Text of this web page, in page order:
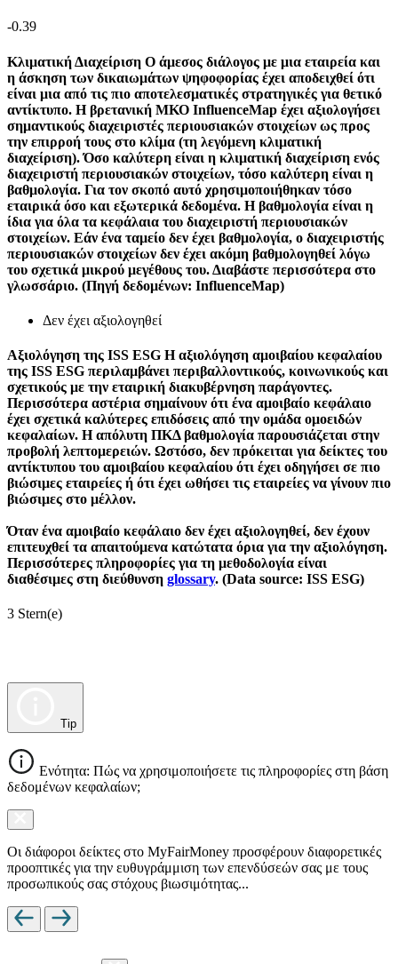
-0.39
Κλιματική Διαχείριση Ο άμεσος διάλογος με μια εταιρεία και
η άσκηση των δικαιωμάτων ψηφοφορίας έχει αποδειχθεί ότι
είναι μια από τις πιο αποτελεσματικές στρατηγικές για θετικό
αντίκτυπο. Η βρετανική ΜΚΟ InfluenceMap έχει αξιολογήσει
σημαντικούς διαχειριστές περιουσιακών στοιχείων ως προς
την επιρροή τους στο κλίμα (τη λεγόμενη κλιματική
διαχείριση). Όσο καλύτερη είναι η κλιματική διαχείριση ενός
διαχειριστή περιουσιακών στοιχείων, τόσο καλύτερη είναι η
βαθμολογία. Για τον σκοπό αυτό χρησιμοποιήθηκαν τόσο
εταιρικά όσο και εξωτερικά δεδομένα. Η βαθμολογία είναι η
ίδια για όλα τα κεφάλαια του διαχειριστή περιουσιακών
στοιχείων. Εάν ένα ταμείο δεν έχει βαθμολογία, ο διαχειριστής
περιουσιακών στοιχείων δεν έχει ακόμη βαθμολογηθεί λόγω
του σχετικά μικρού μεγέθους του. Διαβάστε περισσότερα στο
γλωσσάριο. (Πηγή δεδομένων: InfluenceMap)
Δεν έχει αξιολογηθεί
Αξιολόγηση της ISS ESG Η αξιολόγηση αμοιβαίου κεφαλαίου
της ISS ESG περιλαμβάνει περιβαλλοντικούς, κοινωνικούς και
σχετικούς με την εταιρική διακυβέρνηση παράγοντες.
Περισσότερα αστέρια σημαίνουν ότι ένα αμοιβαίο κεφάλαιο
έχει σχετικά καλύτερες επιδόσεις από την ομάδα ομοειδών
κεφαλαίων. Η απόλυτη ΠΚΔ βαθμολογία παρουσιάζεται στην
προβολή λεπτομερειών. Ωστόσο, δεν πρόκειται για δείκτες του
αντίκτυπου του αμοιβαίου κεφαλαίου ότι έχει οδηγήσει σε πιο
βιώσιμες εταιρείες ή ότι έχει ωθήσει τις εταιρείες να γίνουν πιο
βιώσιμες στο μέλλον.
Όταν ένα αμοιβαίο κεφάλαιο δεν έχει αξιολογηθεί, δεν έχουν
επιτευχθεί τα απαιτούμενα κατώτατα όρια για την αξιολόγηση.
Περισσότερες πληροφορίες για τη μεθοδολογία είναι
διαθέσιμες στη διεύθυνση glossary. (Data source: ISS ESG)
3 Stern(e)
Tip
Ενότητα: Πώς να χρησιμοποιήσετε τις πληροφορίες στη βάση
δεδομένων κεφαλαίων;
Οι διάφοροι δείκτες στο MyFairMoney προσφέρουν διαφορετικές
προοπτικές για την ευθυγράμμιση των επενδύσεών σας με τους
προσωπικούς σας στόχους βιωσιμότητας...